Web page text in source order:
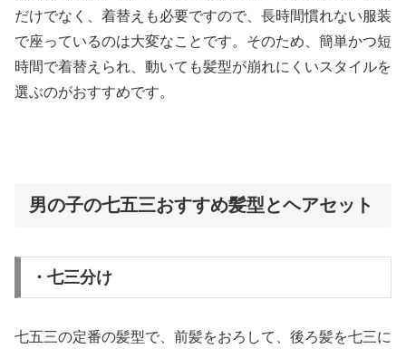
だけでなく、着替えも必要ですので、長時間慣れない服装
で座っているのは大変なことです。そのため、簡単かつ短
時間で着替えられ、動いても髪型が崩れにくいスタイルを
選ぶのがおすすめです。
男の子の七五三おすすめ髪型とヘアセット
・七三分け
七五三の定番の髪型で、前髪をおろして、後ろ髪を七三に